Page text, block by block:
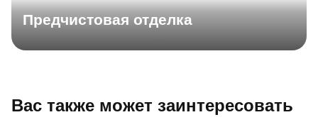
Предчистовая отделка
Вас также может заинтересовать